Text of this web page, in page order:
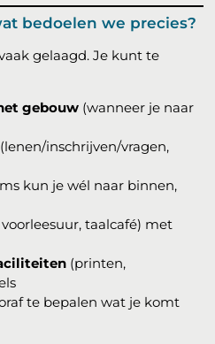
bedoelen we precies?
gelaagd. Je kunt te
gebouw (wanneer je naar
(lenen/inschrijven/vragen,
kun je wél naar binnen,
taalcafé) met
(printen,
te bepalen wat je komt